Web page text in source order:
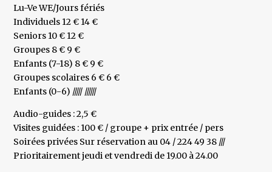
Lu-Ve WE/Jours fériés
Individuels 12 € 14 €
Seniors 10 € 12 €
Groupes 8 € 9 €
Enfants (7-18) 8 € 9 €
Groupes scolaires 6 € 6 €
Enfants (0-6) ///// //////
Audio-guides : 2,5 €
Visites guidées : 100 € / groupe + prix entrée / pers
Soirées privées Sur réservation au 04 / 224 49 38 ///
Prioritairement jeudi et vendredi de 19.00 à 24.00